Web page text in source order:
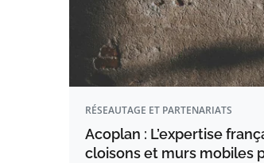
RÉSEAUTAGE ET PARTENARIATS
Acoplan : L’expertise
cloisons et murs mobiles